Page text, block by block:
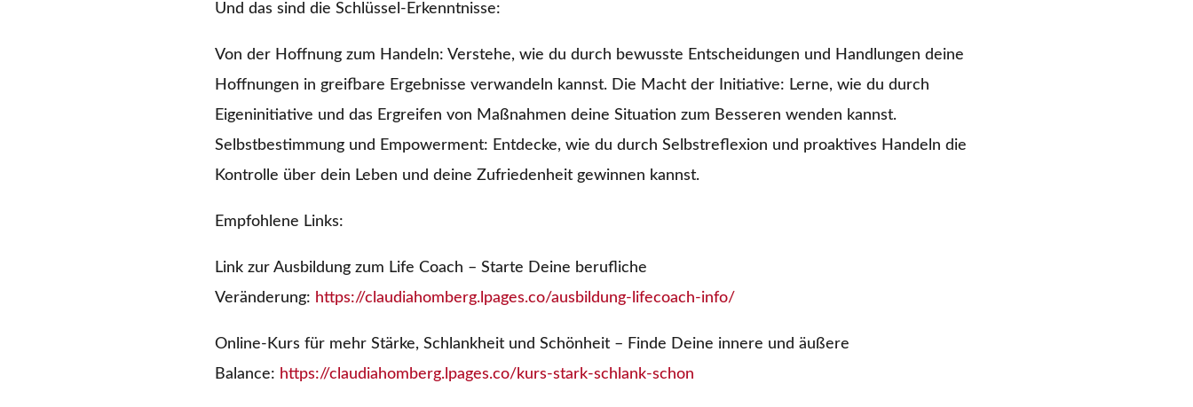
Und das sind die Schlüssel-Erkenntnisse:
Von der Hoffnung zum Handeln: Verstehe, wie du durch bewusste Entscheidungen und Handlungen deine
Hoffnungen in greifbare Ergebnisse verwandeln kannst. Die Macht der Initiative: Lerne, wie du durch
Eigeninitiative und das Ergreifen von Maßnahmen deine Situation zum Besseren wenden kannst.
Selbstbestimmung und Empowerment: Entdecke, wie du durch Selbstreflexion und proaktives Handeln die
Kontrolle über dein Leben und deine Zufriedenheit gewinnen kannst.
Empfohlene Links:
Link zur Ausbildung zum Life Coach – Starte Deine berufliche
Veränderung: https://claudiahomberg.lpages.co/ausbildung-lifecoach-info/
Online-Kurs für mehr Stärke, Schlankheit und Schönheit – Finde Deine innere und äußere
Balance: https://claudiahomberg.lpages.co/kurs-stark-schlank-schon